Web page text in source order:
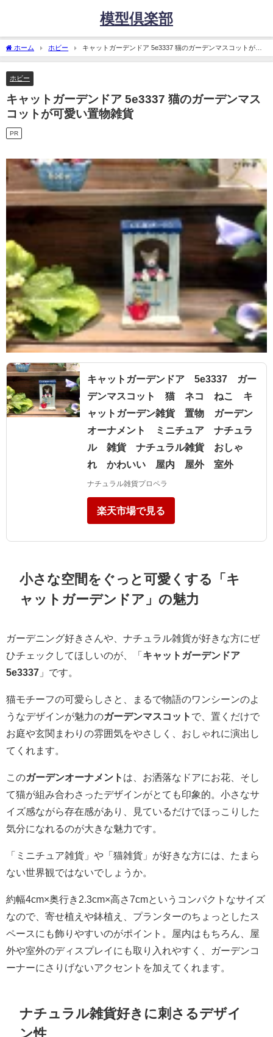
模型倶楽部
ホーム ホビー
キャットガーデンドア 5e3337 猫のガーデンマスコットが可
愛い置物雑貨
ホビー
キャットガーデンドア 5e3337 猫のガーデンマス
コットが可愛い置物雑貨
PR
キャットガーデンドア 5e3337 ガー
デンマスコット 猫 ネコ ねこ キ
ャットガーデン雑貨 置物 ガーデン
オーナメント ミニチュア ナチュラ
ル 雑貨 ナチュラル雑貨 おしゃ
れ かわいい 屋内 屋外 室外
ナチュラル雑貨プロペラ
楽天市場で見る
小さな空間をぐっと可愛くする「キ
ャットガーデンドア」の魅力
ガーデニング好きさんや、ナチュラル雑貨が好きな方にぜ
ひチェックしてほしいのが、「 キャットガーデンドア
5e3337 」です。
猫モチーフの可愛らしさと、まるで物語のワンシーンのよ
うなデザインが魅力のガーデンマスコット で、置くだけで
お庭や玄関まわりの雰囲気をやさしく、おしゃれに演出し
てくれます。
このガーデンオーナメント は、お洒落なドアにお花、そし
て猫が組み合わさったデザインがとても印象的。小さなサ
イズ感ながら存在感があり、見ているだけでほっこりした
気分になれるのが大きな魅力です。
「ミニチュア雑貨」や「猫雑貨」が好きな方には、たまら
ない世界観ではないでしょうか。
約幅4cm×奥行き2.3cm×高さ7cmというコンパクトなサイズ
なので、寄せ植えや鉢植え、プランターのちょっとしたス
ペースにも飾りやすいのがポイント。屋内はもちろん、屋
外や室外のディスプレイにも取り入れやすく、ガーデンコ
ーナーにさりげないアクセントを加えてくれます。
ナチュラル雑貨好きに刺さるデザイ
ン性